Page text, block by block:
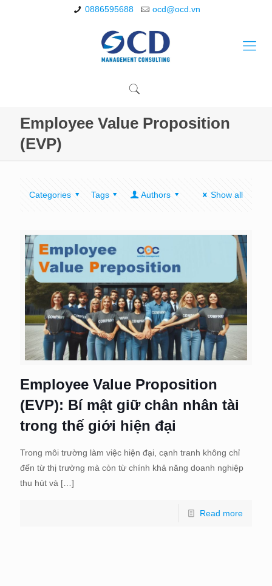
0886595688 ocd@ocd.vn
Employee Value Proposition
(EVP)
Categories Tags Authors Show all
Employee Value Proposition
(EVP): Bí mật giữ chân nhân tài
trong thế giới hiện đại
Trong môi trường làm việc hiện đại, cạnh tranh không chỉ
đến từ thị trường mà còn từ chính khả năng doanh nghiệp
thu hút và […]
Read more